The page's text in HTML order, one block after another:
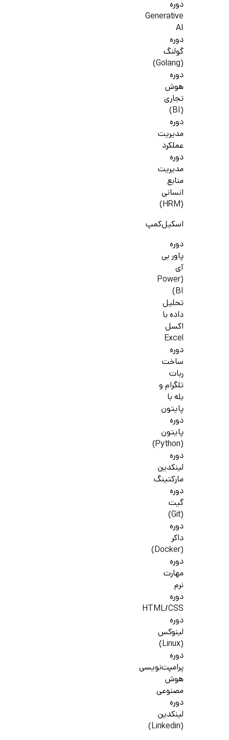
دوره
Generative
AI
دوره
گولنگ
(Golang)
دوره
هوش
تجاری
(BI)
دوره
مدیریت
عملکرد
دوره
مدیریت
منابع
انسانی
(HRM)
اسکیل‌کمپ
دوره
پاور بی
آی
(Power
BI)
تحلیل
داده با
اکسل
Excel
دوره
ساخت
ربات
تلگرام و
بله با
پایتون
دوره
پایتون
(Python)
دوره
لینکدین
مارکتینگ
دوره
گیت
(Git)
دوره
داکر
(Docker)
دوره
مهارت
نرم
دوره
HTML/CSS
دوره
لینوکس
(Linux)
دوره
پرامپت‌نویسی
هوش
مصنوعی
دوره
لینکدین
(Linkedin)